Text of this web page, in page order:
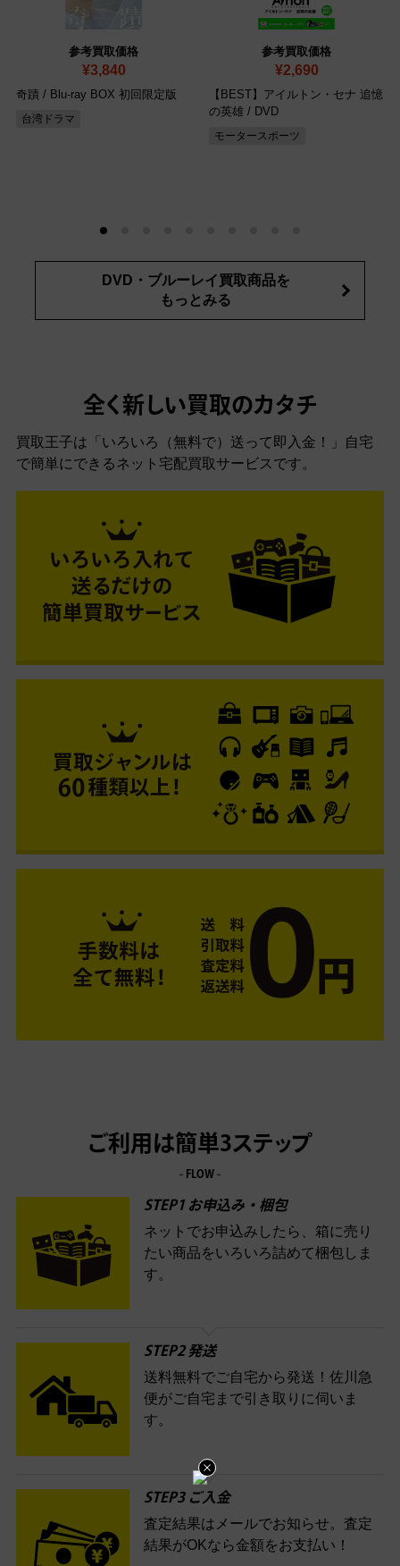
参考買取価格
¥3,840
奇蹟 / Blu-ray BOX 初回限定版
台湾ドラマ
参考買取価格
¥2,690
【BEST】アイルトン・セナ 追憶
の英雄 / DVD
モータースポーツ
DVD・ブルーレイ買取商品を
もっとみる
全く新しい買取のカタチ
買取王子は「いろいろ（無料で）送って即入金！」自宅
で簡単にできるネット宅配買取サービスです。
ご利用は簡単3ステップ
- FLOW -
STEP1 お申込み・梱包
ネットでお申込みしたら、箱に売り
たい商品をいろいろ詰めて梱包しま
す。
STEP2 発送
送料無料でご自宅から発送！佐川急
便がご自宅まで引き取りに伺いま
す。
STEP3 ご入金
査定結果はメールでお知らせ。査定
結果がOKなら金額をお支払い！